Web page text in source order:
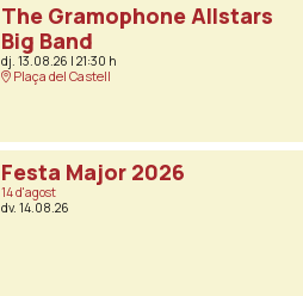
The Gramophone Allstars
Big Band
dj. 13.08.26 | 21:30 h
Plaça del Castell
Festa Major 2026
14 d'agost
dv. 14.08.26